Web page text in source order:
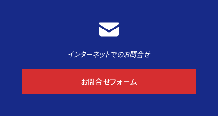
インターネットでのお問合せ
お問合せフォーム